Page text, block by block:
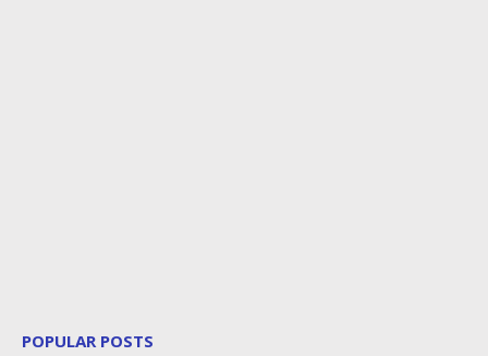
POPULAR POSTS